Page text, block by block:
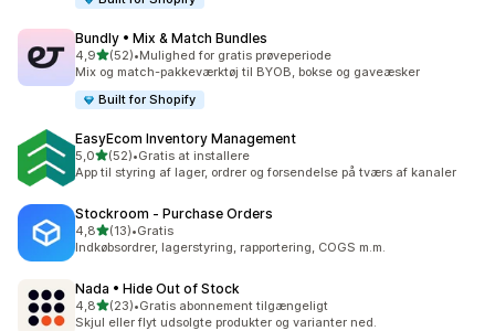
Bundly • Mix & Match Bundles
4,9ud af 5 stjerner
(52)
52 anmeldelser i alt
•Mulighed for gratis prøveperiode
Mix og match-pakkeværktøj til BYOB, bokse og gaveæsker
Built for Shopify
EasyEcom Inventory Management
5,0ud af 5 stjerner
(52)
52 anmeldelser i alt
•Gratis at installere
App til styring af lager, ordrer og forsendelse på tværs af kanaler
Stockroom ‑ Purchase Orders
4,8ud af 5 stjerner
(13)
13 anmeldelser i alt
•Gratis
Indkøbsordrer, lagerstyring, rapportering, COGS m.m.
Nada • Hide Out of Stock
4,8ud af 5 stjerner
(23)
23 anmeldelser i alt
•Gratis abonnement tilgængeligt
Skjul eller flyt udsolgte produkter og varianter ned.